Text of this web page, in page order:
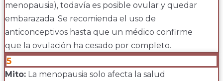
menopausia), todavía es posible ovular y quedar
embarazada. Se recomienda el uso de
anticonceptivos hasta que un médico confirme
que la ovulación ha cesado por completo.
5
Mito: La menopausia solo afecta la salud